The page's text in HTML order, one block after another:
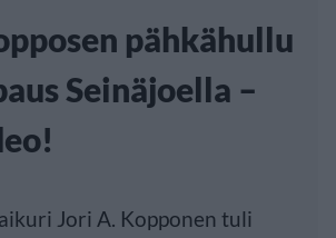
pähkähullu
Seinäjoella –
Jori A. Kopponen tuli